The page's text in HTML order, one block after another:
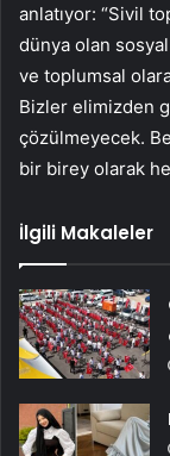
anlatıyor: “Sivil
dünya olan
ve toplumsal
Bizler elimizden
çözülmeyecek.
bir birey olarak
İlgili Makaleler